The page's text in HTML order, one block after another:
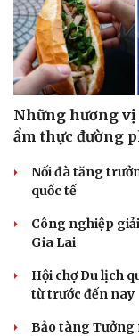
Sức khỏe
Dinh dưỡng - món
Cây thuốc
Sản phụ khoa
Nam khoa
Làm đẹp - giảm cân
Ăn sạch sống khỏe
Những hương vị
ẩm thực đường
Nối đà tăng
quốc tế
Công nghiệp
Gia Lai
Hội chợ Du lịch
từ trước đến nay
Bảo tàng Tưởng